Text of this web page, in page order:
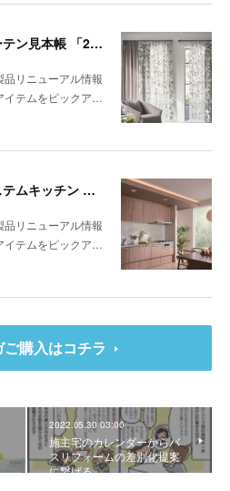
今月のPICK UP ITEM～カーテン見本帳 「2024-2028 ストリングス」、『RIVIERA TILE COLLECTION 2024-2025 LINEUP CATALOGUE VOL.2
品リニューアル情報
イテムをピックア…
今月のPICK UP ITEM～システムキッチン クルート、エコキュート CHP-E37LUX1／ES46LUX1
品リニューアル情報
イテムをピックア…
ご購入はコチラ
2022.05.30 03:00
施主宅のカレンダーからバ
スリフォームの差別化提案
に繋げる